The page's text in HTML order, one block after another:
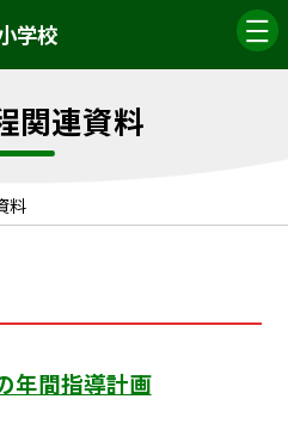
学校
関連資料
料
年間指導計画